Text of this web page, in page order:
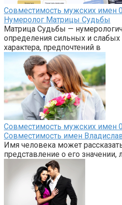
Совместимость мужских имен 0
Нумеролог Матрицы Судьбы
Матрица Судьбы —
определения сильных и слабых
характера, предпочтений в
Совместимость мужских имен 0
Совместимость имен
Имя человека может
представление о его значении,